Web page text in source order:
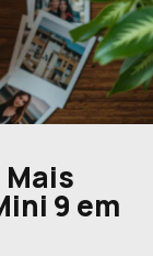
9 em